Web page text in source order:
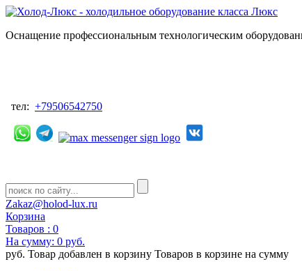
Оснащение профессиональным технологическим
тел: +79506542750
Zakaz@holod-lux.ru
Корзина
Товаров : 0
На сумму: 0 руб.
руб. Товар добавлен в корзину Товаров в корзине на сумму